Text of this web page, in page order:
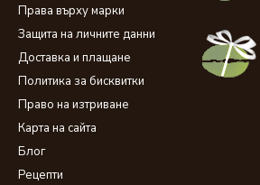
Права върху марки
Защита на личните данни
Доставка и плащане
Политика за бисквитки
Право на изтриване
Карта на сайта
Блог
Рецепти